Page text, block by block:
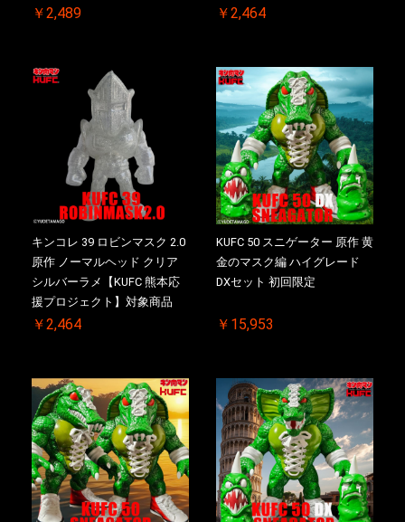
￥2,489
応援プロジェクト】対象商品
￥2,464
キンコレ 39 ロビンマスク 2.0
原作 ノーマルヘッド クリア
シルバーラメ【KUFC 熊本応
援プロジェクト】対象商品
￥2,464
KUFC 50 スニゲーター 原作 黄
金のマスク編 ハイグレード
DXセット 初回限定
￥15,953